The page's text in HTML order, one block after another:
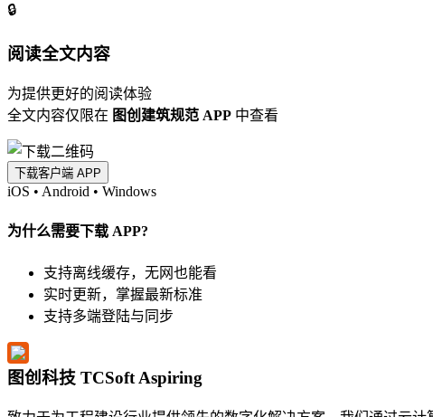
🔒
阅读全文内容
为提供更好的阅读体验
全文内容仅限在 图创建筑规范 APP 中查看
下载客户端 APP
iOS • Android • Windows
为什么需要下载 APP?
支持离线缓存，无网也能看
实时更新，掌握最新标准
支持多端登陆与同步
图创科技 TCSoft Aspiring